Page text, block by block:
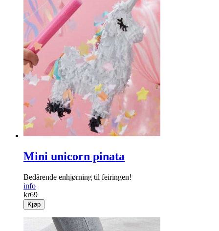
Mini unicorn pinata
Bedårende enhjørning til feiringen!
info
kr69
Kjøp